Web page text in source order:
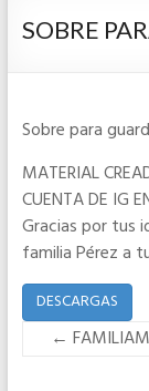
SOBRE
Sobre para
MATERIAL
CUENTA DE IG
Gracias por tus
familia Pérez a
DESCARGAS
←